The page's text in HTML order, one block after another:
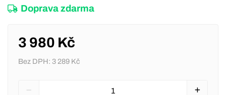
Doprava zdarma
3 980 Kč
Bez DPH: 3 289 Kč